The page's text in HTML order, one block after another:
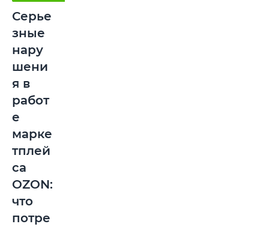
Серье
зные
нару
шени
я в
работ
е
марке
тплей
са
OZON:
что
потре